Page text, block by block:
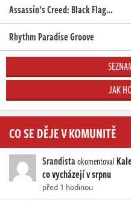
Assassin’s Creed: Black Flag…
Rhythm Paradise Groove
JAK
CO SE DĚJE V KOMUNITĚ
Srandistaokomentoval
co vycházejí v srpnu
před 1 hodinou